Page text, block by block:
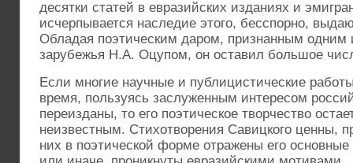
десятки статей в евразийских изданиях и
исчерпывается наследие этого, бесспорно,
Обладая поэтическим даром, признанным одним
зарубежья Н.А. Оцупом, он оставил большое
Если многие научные и публицистические
время, пользуясь заслуженным интересом
переизданы, то его поэтическое творчество
неизвестным. Стихотворения Савицкого ценны,
них в поэтической форме отражены его